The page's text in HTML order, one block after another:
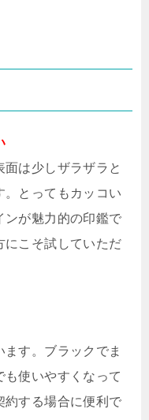
は少しザラザラと
。とってもカッコい
ンが魅力的の印鑑で
にこそ試していただ
す。ブラックでま
も使いやすくなって
約する場合に便利で